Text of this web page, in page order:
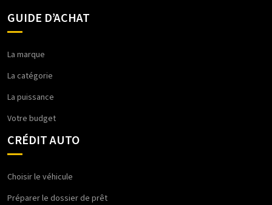
GUIDE D’ACHAT
La marque
La catégorie
La puissance
Votre budget
CRÉDIT AUTO
Choisir le véhicule
Préparer le dossier de prêt